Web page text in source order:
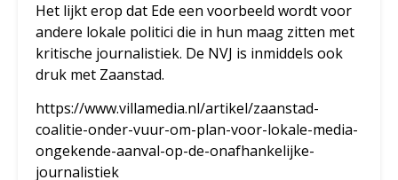
Het lijkt erop dat Ede een voorbeeld wordt voor
andere lokale politici die in hun maag zitten met
kritische journalistiek. De NVJ is inmiddels ook
druk met Zaanstad.
https://www.villamedia.nl/artikel/zaanstad-
coalitie-onder-vuur-om-plan-voor-lokale-media-
ongekende-aanval-op-de-onafhankelijke-
journalistiek